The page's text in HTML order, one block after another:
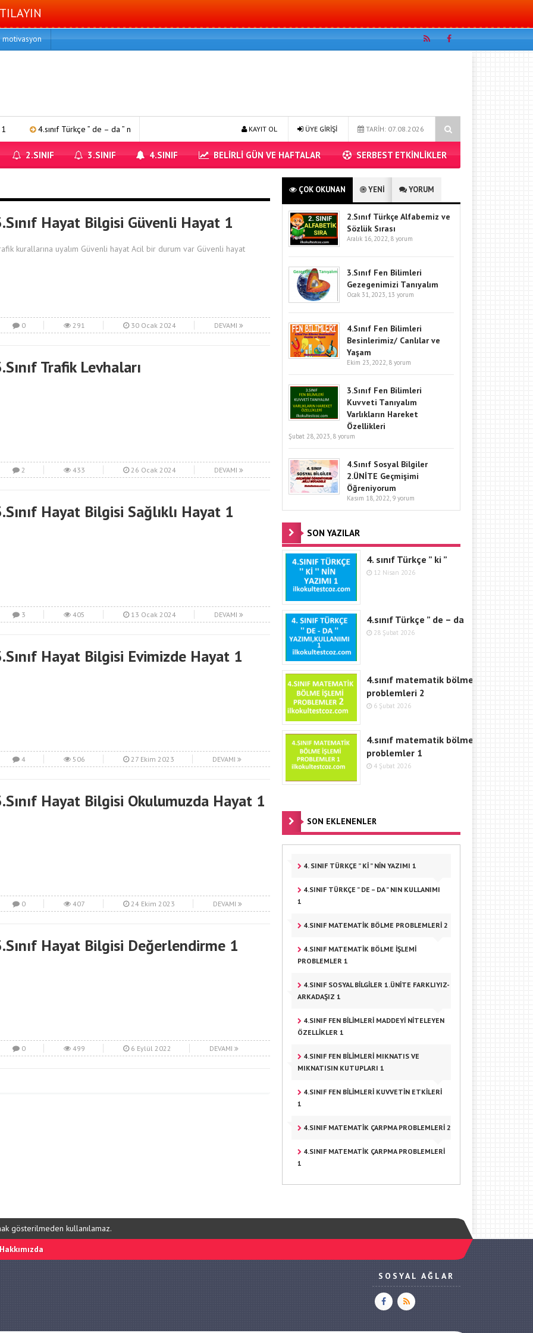
motivasyon
4.sınıf Türkçe ” de – da ” nın kullanımı 1 4.sınıf matematik bölme problemleri 2 4.sınıf matematik bölme işlemi problemler 1
TARİH: 07.08.2026
ÜYE GİRİŞİ
KAYIT OL
2.SINIF 3.SINIF 4.SINIF BELİRLİ GÜN VE HAFTALAR SERBEST ETKİNLİKLER
Hayat Bilgisi Güvenli Hayat 1
kurallarına uyalım Güvenli hayat Acil bir durum var Güvenli hayat
0 291 30 Ocak 2024 DEVAMI
Trafik Levhaları
2 433 26 Ocak 2024 DEVAMI
Hayat Bilgisi Sağlıklı Hayat 1
3 405 13 Ocak 2024 DEVAMI
Hayat Bilgisi Evimizde Hayat 1
4 506 27 Ekim 2023 DEVAMI
Hayat Bilgisi Okulumuzda Hayat 1
0 407 24 Ekim 2023 DEVAMI
Hayat Bilgisi Değerlendirme 1
0 499 6 Eylül 2022 DEVAMI
ÇOK OKUNAN YENİ YORUM
2.Sınıf Türkçe Alfabemiz ve
Sözlük Sırası
Aralık 16, 2022, 8 yorum
3.Sınıf Fen Bilimleri
Gezegenimizi Tanıyalım
Ocak 31, 2023, 13 yorum
4.Sınıf Fen Bilimleri
Besinlerimiz/ Canlılar ve
Yaşam
Ekim 23, 2022, 8 yorum
3.Sınıf Fen Bilimleri
Kuvveti Tanıyalım
Varlıkların Hareket
Özellikleri
Şubat 28, 2023, 8 yorum
4.Sınıf Sosyal Bilgiler
2.ÜNİTE Geçmişimi
Öğreniyorum
Kasım 18, 2022, 9 yorum
SON YAZILAR
4. sınıf Türkçe ” ki ”
12 Nisan 2026
4.sınıf Türkçe ” de – da
28 Şubat 2026
4.sınıf matematik bölme
problemleri 2
6 Şubat 2026
4.sınıf matematik bölme işlemi
problemler 1
4 Şubat 2026
SON EKLENENLER
4. SINIF TÜRKÇE ” KI ” NIN YAZIMI 1
4.SINIF TÜRKÇE ” DE – DA ” NIN KULLANIMI
1
4.SINIF MATEMATIK BÖLME PROBLEMLERI 2
4.SINIF MATEMATIK BÖLME IŞLEMI
PROBLEMLER 1
4.SINIF SOSYAL BILGILER 1.ÜNITE FARKLIYIZ-
ARKADAŞIZ 1
4.SINIF FEN BILIMLERI MADDEYI NITELEYEN
ÖZELLIKLER 1
4.SINIF FEN BILIMLERI MIKNATIS VE
MIKNATISIN KUTUPLARI 1
4.SINIF FEN BILIMLERI KUVVETIN ETKILERI
1
4.SINIF MATEMATIK ÇARPMA PROBLEMLERI 2
4.SINIF MATEMATIK ÇARPMA PROBLEMLERI
1
gösterilmeden kullanılamaz.
Hakkımızda
SOSYAL AĞLAR